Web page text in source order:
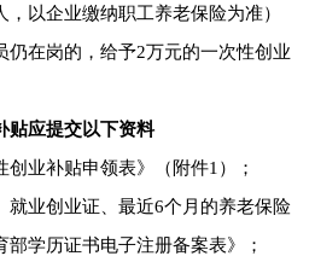
以企业缴纳职工养老保险为准）
仍在岗的，给予2万元的一次性创业
应提交以下资料
业补贴申领表》（附件1）；
业创业证、最近6个月的养老保险
学历证书电子注册备案表》；